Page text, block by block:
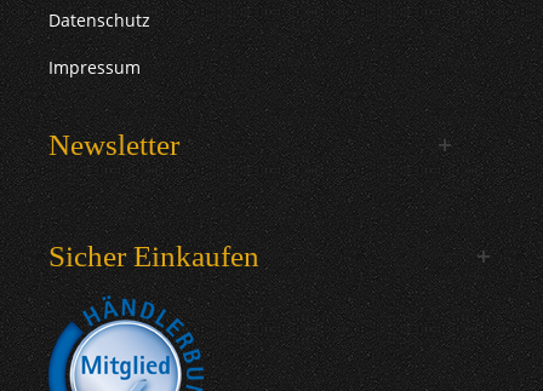
Datenschutz
Impressum
Newsletter
Sicher Einkaufen